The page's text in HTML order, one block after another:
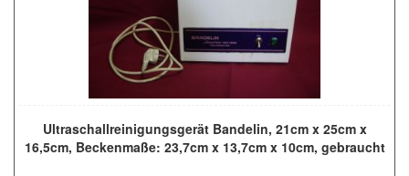
Ultraschallreinigungsgerät Bandelin, 21cm x 25cm x
16,5cm, Beckenmaße: 23,7cm x 13,7cm x 10cm, gebraucht